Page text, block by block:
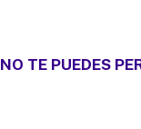
NO TE PUEDES